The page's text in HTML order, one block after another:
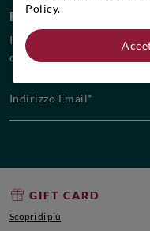
RESTA
Iscriviti alla nostra
del mese, i nuovi arrivi ed
Indirizzo Email*
GIFT CARD
Scopri di più
Policy.